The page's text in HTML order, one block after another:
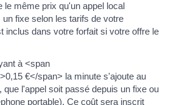
le même prix qu'un appel local
fixe selon les tarifs de votre
inclus dans votre forfait si votre offre le
à <span
€</span> la minute s'ajoute au
que l'appel soit passé depuis un fixe ou
portable). Ce coût sera inscrit